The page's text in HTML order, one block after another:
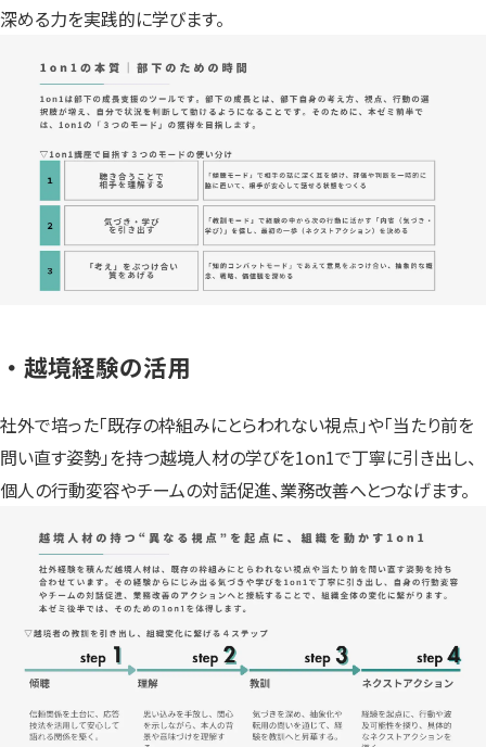
深める力を実践的に学びます。
・越境経験の活用
社外で培った「既存の枠組みにとらわれない視点」や「当たり前を
問い直す姿勢」を持つ越境人材の学びを1on1で丁寧に引き出し、
個人の行動変容やチームの対話促進、業務改善へとつなげます。